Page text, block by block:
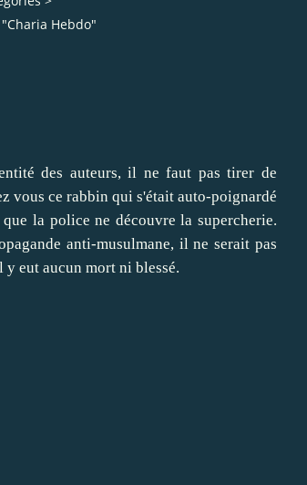
Hebdo"
des auteurs, il ne faut pas tirer de
vous ce rabbin qui s'était auto-poignardé
la police ne découvre la supercherie.
anti-musulmane, il ne serait pas
eut aucun mort ni blessé.